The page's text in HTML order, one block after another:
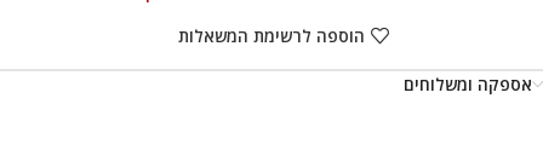
הוספה לרשימת המשאלות
אספקה ומשלוחים